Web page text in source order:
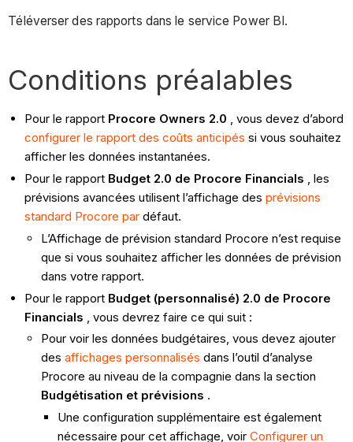
Téléverser des rapports dans le service Power BI.
Conditions préalables
Pour le rapport Procore Owners 2.0 , vous devez d’abord
configurer le rapport des coûts anticipés si vous souhaitez
afficher les données instantanées.
Pour le rapport Budget 2.0 de Procore Financials , les
prévisions avancées utilisent l’affichage desprévisions
standard Procore par défaut.
L’Affichage de prévision standard Procore n’est requise
que si vous souhaitez afficher les données de prévision
dans votre rapport.
Pour le rapport Budget (personnalisé) 2.0 de Procore
Financials , vous devrez faire ce qui suit :
Pour voir les données budgétaires, vous devez ajouter
desaffichages personnalisés dans l’outil d’analyse
Procore au niveau de la compagnie dans la section
Budgétisation et prévisions .
Une configuration supplémentaire est également
nécessaire pour cet affichage, voirConfigurer un